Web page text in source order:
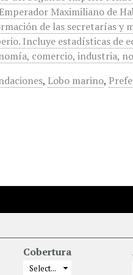
Maximiliano de
de las secretarías y
Incluye estadísticas de
comercio, industria,
, Lobo marino,
Cobertura